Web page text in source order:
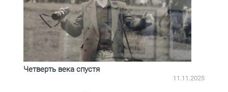
Четверть века спустя
11.11.2025